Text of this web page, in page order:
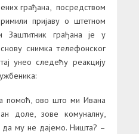
грађана, посредством
пријаву о штетном
Заштитник грађана је у
снимка телефонског
унео следећу реакцију
помоћ, ово што ми Ивана
доле, зове комуналну,
да му не дајемо. Ништа? –